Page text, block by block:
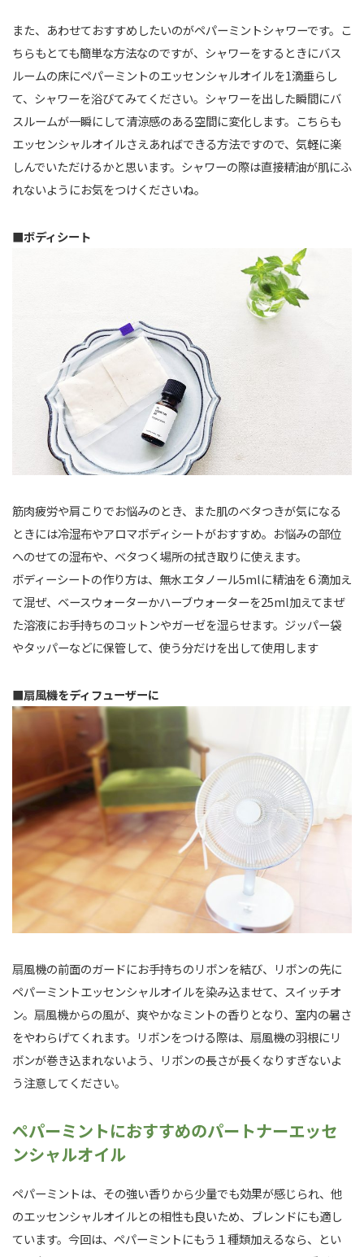
また、あわせておすすめしたいのがペパーミントシャワーです。こ
ちらもとても簡単な方法なのですが、シャワーをするときにバス
ルームの床にペパーミントのエッセンシャルオイルを1滴垂らし
て、シャワーを浴びてみてください。シャワーを出した瞬間にバ
スルームが一瞬にして清涼感のある空間に変化します。こちらも
エッセンシャルオイルさえあればできる方法ですので、気軽に楽
しんでいただけるかと思います。シャワーの際は直接精油が肌にふ
れないようにお気をつけくださいね。
■ボディシート
筋肉疲労や肩こりでお悩みのとき、また肌のベタつきが気になる
ときには冷湿布やアロマボディシートがおすすめ。お悩みの部位
へのせての湿布や、ベタつく場所の拭き取りに使えます。
ボディーシートの作り方は、無水エタノール5mlに精油を６滴加え
て混ぜ、ベースウォーターかハーブウォーターを25ml加えてまぜ
た溶液にお手持ちのコットンやガーゼを湿らせます。ジッパー袋
やタッパーなどに保管して、使う分だけを出して使用します
■扇風機をディフューザーに
扇風機の前面のガードにお手持ちのリボンを結び、リボンの先に
ペパーミントエッセンシャルオイルを染み込ませて、スイッチオ
ン。扇風機からの風が、爽やかなミントの香りとなり、室内の暑さ
をやわらげてくれます。リボンをつける際は、扇風機の羽根にリ
ボンが巻き込まれないよう、リボンの長さが長くなりすぎないよ
う注意してください。
ペパーミントにおすすめのパートナーエッセ
ンシャルオイル
ペパーミントは、その強い香りから少量でも効果が感じられ、他
のエッセンシャルオイルとの相性も良いため、ブレンドにも適し
ています。今回は、ペパーミントにもう１種類加えるなら、とい